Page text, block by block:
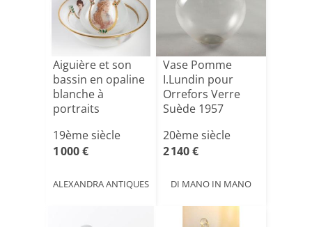
Aiguière et son
bassin en opaline
blanche à
portraits
19ème siècle
1 000 €
ALEXANDRA ANTIQUES
Vase Pomme
I.Lundin pour
Orrefors Verre
Suède 1957
20ème siècle
2 140 €
DI MANO IN MANO